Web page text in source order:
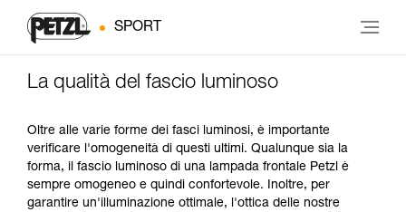
SPORT
La qualità del fascio luminoso
Oltre alle varie forme dei fasci luminosi, è importante
verificare l'omogeneità di questi ultimi. Qualunque sia la
forma, il fascio luminoso di una lampada frontale Petzl è
sempre omogeneo e quindi confortevole. Inoltre, per
garantire un'illuminazione ottimale, l'ottica delle nostre